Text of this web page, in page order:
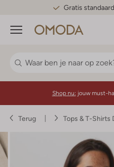
Gratis
Menu
Shop nu: jouw must-
Terug Tops & T-Shirts